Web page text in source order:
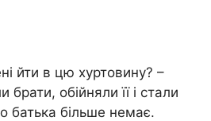
йти в цю хуртовину? –
обійняли її і стали
батька більше немає.